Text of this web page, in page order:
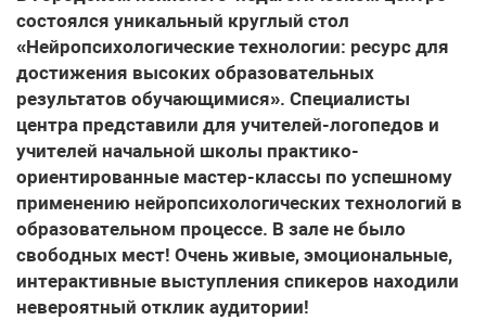
состоялся уникальный круглый стол
«Нейропсихологические технологии: ресурс для
достижения высоких образовательных
результатов обучающимися». Специалисты
центра представили для учителей-логопедов и
учителей начальной школы практико-
ориентированные мастер-классы по успешному
применению нейропсихологических технологий в
образовательном процессе. В зале не было
свободных мест! Очень живые, эмоциональные,
интерактивные выступления спикеров находили
невероятный отклик аудитории!